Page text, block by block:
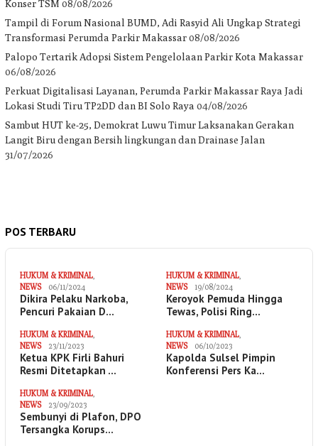
Konser TSM 08/08/2026
Tampil di Forum Nasional BUMD, Adi Rasyid Ali Ungkap Strategi
Transformasi Perumda Parkir Makassar08/08/2026
Palopo Tertarik Adopsi Sistem Pengelolaan Parkir Kota Makassar
06/08/2026
Perkuat Digitalisasi Layanan, Perumda Parkir Makassar Raya Jadi
Lokasi Studi Tiru TP2DD dan BI Solo Raya 04/08/2026
Sambut HUT ke-25, Demokrat Luwu Timur Laksanakan Gerakan
Langit Biru dengan Bersih lingkungan dan Drainase Jalan
31/07/2026
POS TERBARU
HUKUM & KRIMINAL
NEWS
06/11/2024
Dikira Pelaku Narkoba,
Pencuri Pakaian D…
HUKUM & KRIMINAL
NEWS
19/08/2024
Keroyok Pemuda Hingga
Tewas, Polisi Ring…
HUKUM & KRIMINAL
NEWS
23/11/2023
Ketua KPK Firli Bahuri
Resmi Ditetapkan …
HUKUM & KRIMINAL
NEWS
06/10/2023
Kapolda Sulsel Pimpin
Konferensi Pers Ka…
HUKUM & KRIMINAL
NEWS
23/09/2023
Sembunyi di Plafon, DPO
Tersangka Korups…